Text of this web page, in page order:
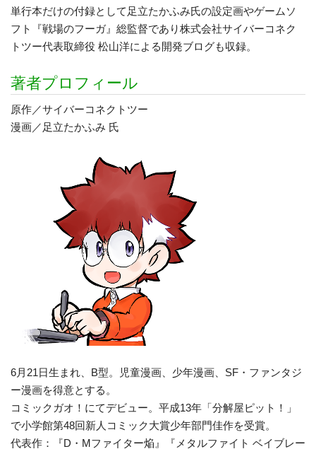
単行本だけの付録として足立たかふみ氏の設定画やゲームソ
フト『戦場のフーガ』総監督であり株式会社サイバーコネク
トツー代表取締役 松山洋による開発ブログも収録。
著者プロフィール
原作／サイバーコネクトツー
漫画／足立たかふみ 氏
6月21日生まれ、B型。児童漫画、少年漫画、SF・ファンタジ
ー漫画を得意とする。
コミックガオ！にてデビュー。平成13年「分解屋ピット！」
で小学館第48回新人コミック大賞少年部門佳作を受賞。
代表作：『D・Mファイター焔』『メタルファイト ベイブレー